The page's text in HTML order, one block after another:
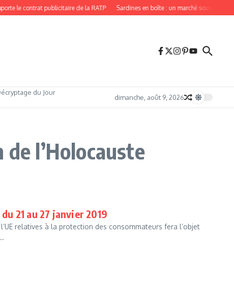
le contrat publicitaire de la RATP Sardines en boîte : un marché sous
du Jour
dimanche, août 9, 2026
l’Holocauste
21 au 27 janvier 2019
relatives à la protection des consommateurs fera l’objet